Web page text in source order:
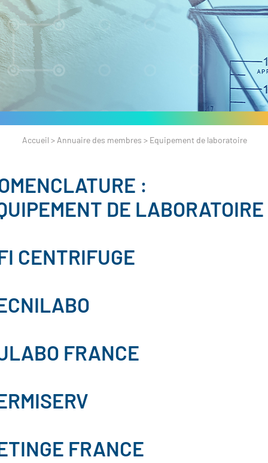
Accueil > Annuaire des membres > Equipement de laboratoire
:
DE LABORATOIRE
CENTRIFUGE
FRANCE
FRANCE